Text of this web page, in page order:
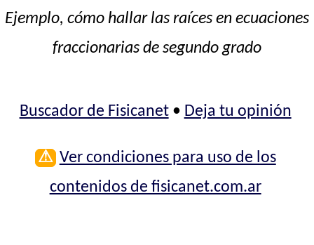
Ejemplo, cómo hallar las raíces en ecuaciones
fraccionarias de segundo grado
Buscador de Fisicanet• Deja tu opinión
⚠ Ver condiciones para uso de los
contenidos de fisicanet.com.ar